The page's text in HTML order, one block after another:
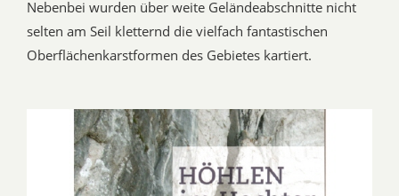
Nebenbei wurden über weite Geländeabschnitte nicht
selten am Seil kletternd die vielfach fantastischen
Oberflächenkarstformen des Gebietes kartiert.